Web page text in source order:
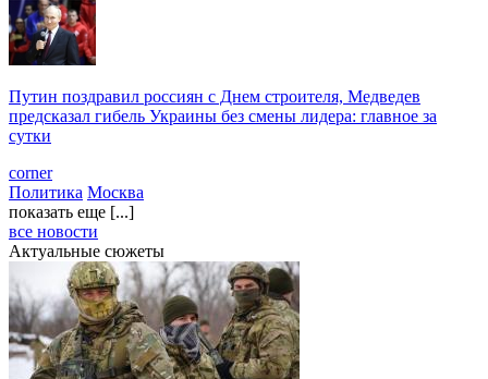
Путин поздравил россиян с Днем строителя, Медведев
предсказал гибель Украины без смены лидера: главное за
сутки
corner
Политика Москва
показать еще [...]
все новости
Актуальные сюжеты